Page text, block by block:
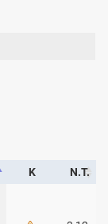
Κ Ν.Τ.